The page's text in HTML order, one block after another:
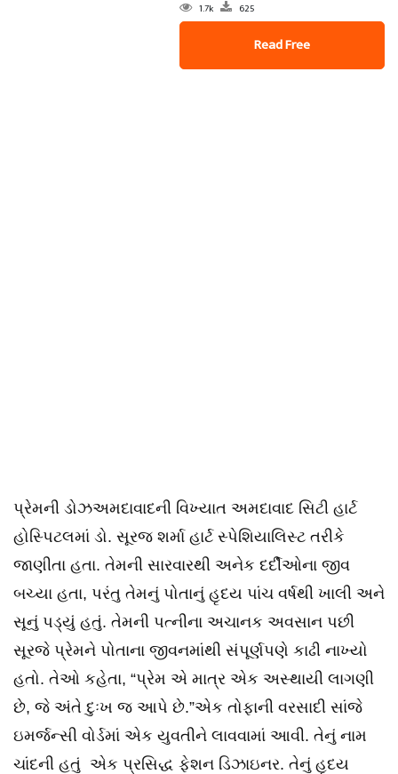
1.7k 625
Read Free
પ્રેમની ડોઝઅમદાવાદની વિખ્યાત અમદાવાદ સિટી હાર્ટ
હોસ્પિટલમાં ડો. સૂરજ શર્મા હાર્ટ સ્પેશિયાલિસ્ટ તરીકે
જાણીતા હતા. તેમની સારવારથી અનેક દર્દીઓના જીવ
બચ્યા હતા, પરંતુ તેમનું પોતાનું હૃદય પાંચ વર્ષથી ખાલી અને
સૂનું પડ્યું હતું. તેમની પત્નીના અચાનક અવસાન પછી
સૂરજે પ્રેમને પોતાના જીવનમાંથી સંપૂર્ણપણે કાઢી નાખ્યો
હતો. તેઓ કહેતા, “પ્રેમ એ માત્ર એક અસ્થાયી લાગણી
છે, જે અંતે દુઃખ જ આપે છે.”એક તોફાની વરસાદી સાંજે
ઇમર્જન્સી વોર્ડમાં એક યુવતીને લાવવામાં આવી. તેનું નામ
ચાંદની હતું એક પ્રસિદ્ધ ફેશન ડિઝાઇનર. તેનું હૃદય